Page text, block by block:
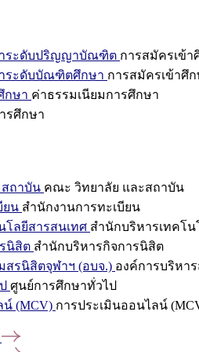
าระดับปริญญาบัณฑิต การสมัครเข้
ระดับบัณฑิตศึกษา การสมัครเข้าศึ
กษา ค่าธรรมเนียมการศึกษา
รศึกษา
ถาบัน คณะ วิทยาลัย และสถาบัน
ยน สำนักงานการทะเบียน
โลยีสารสนเทศ สำนักบริหารเทคโน
นิสิต สำนักบริหารกิจการนิสิต
สรนิสิตจุฬาฯ (อบจ.) องค์การบริหา
ศูนย์การศึกษาทั่วไป
น์ (MCV) การประเมินออนไลน์